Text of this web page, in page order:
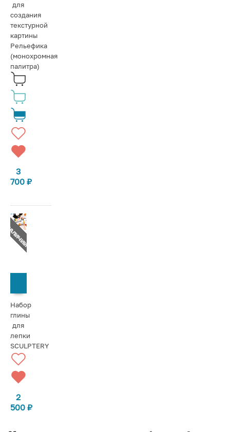
для
создания
текстурной
картины
Рельефика
(монохромная
палитра)
3
700 ₽
Набор
глины
для
лепки
SCULPTERY
2
500 ₽